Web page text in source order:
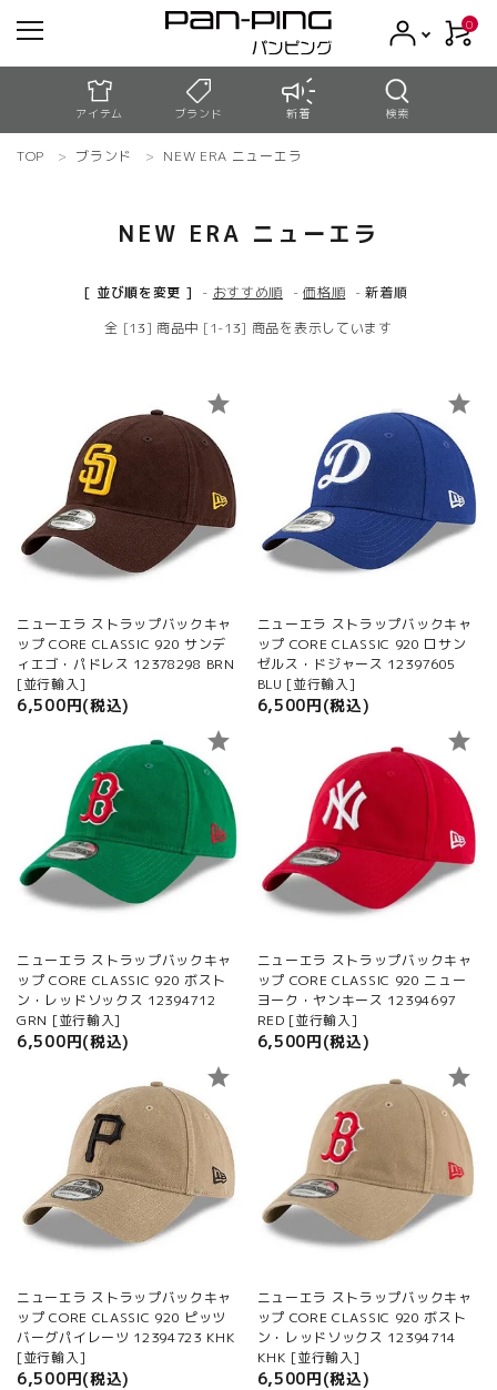
0
アイテム ブランド 新着 検索
meeting_room ログイン person 新規会員登録
search
コンテンツ
お買い物ガイド
ご利用ガイド
プライバシーポリシー
お問い合わせ
TOP ブランド NEW ERA ニューエラ
NEW ERA ニューエラ
[ 並び順を変更 ] - おすすめ順 -価格順 -新着順
全 [13] 商品中 [1-13] 商品を表示しています
ニューエラ ストラップバックキャ
ップ CORE CLASSIC 920 サンデ
ィエゴ・パドレス 12378298 BRN
[並行輸入]
6,500円(税込)
star
ニューエラ ストラップバックキャ
ップ CORE CLASSIC 920 ロサン
ゼルス・ドジャース 12397605
BLU [並行輸入]
6,500円(税込)
star
ニューエラ ストラップバックキャ
ップ CORE CLASSIC 920 ボスト
ン・レッドソックス 12394712
GRN [並行輸入]
6,500円(税込)
star
ニューエラ ストラップバックキャ
ップ CORE CLASSIC 920 ニュー
ヨーク・ヤンキース 12394697
RED [並行輸入]
6,500円(税込)
star
ニューエラ ストラップバックキャ
ップ CORE CLASSIC 920 ピッツ
バーグパイレーツ 12394723 KHK
[並行輸入]
6,500円(税込)
star
ニューエラ ストラップバックキャ
ップ CORE CLASSIC 920 ボスト
ン・レッドソックス 12394714
KHK [並行輸入]
6,500円(税込)
star